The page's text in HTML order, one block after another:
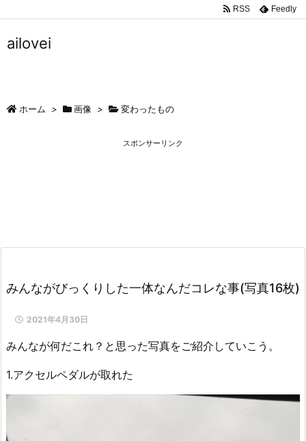
RSS Feedly
ailovei
ホーム > 画像 > 変わったもの
スポンサーリンク
みんながびっくりした一体なんだコレな事(写真16枚)
2021年4月30日
みんなが何だこれ？と思った写真をご紹介していこう。
1.アクセルペダルが取れた